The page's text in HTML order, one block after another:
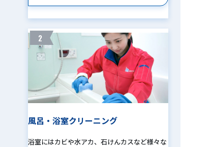
2
風呂・浴室クリーニング
浴室にはカビや水アカ、石けんカスなど様々な